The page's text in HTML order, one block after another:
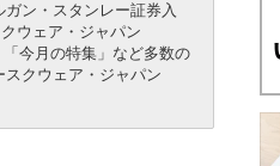
ン・スタンレー証券入
ウェア・ジャパン
今月の特集」など多数の
クウェア・ジャパン